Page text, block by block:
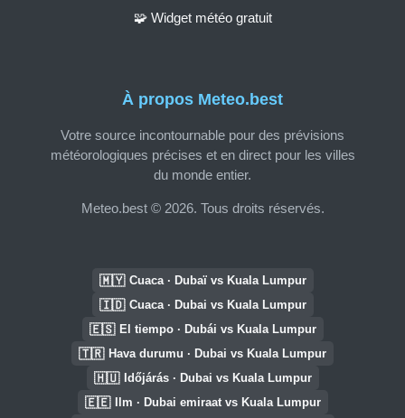
À propos Meteo.best
Votre source incontournable pour des prévisions
météorologiques précises et en direct pour les villes
du monde entier.
Meteo.best © 2026. Tous droits réservés.
🧩 Widget météo gratuit
🇲🇾 Cuaca · Dubaï vs Kuala Lumpur
🇮🇩 Cuaca · Dubai vs Kuala Lumpur
🇪🇸 El tiempo · Dubái vs Kuala Lumpur
🇹🇷 Hava durumu · Dubai vs Kuala Lumpur
🇭🇺 Időjárás · Dubai vs Kuala Lumpur
🇪🇪 Ilm · Dubai emiraat vs Kuala Lumpur